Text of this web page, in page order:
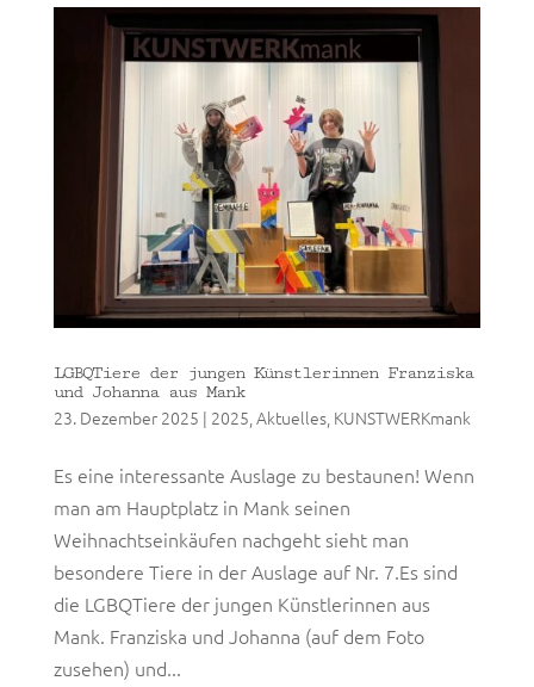
LGBQTiere der jungen Künstlerinnen Franziska
und Johanna aus Mank
23. Dezember 2025 | 2025 Aktuelles, KUNSTWERKmank
Es eine interessante Auslage zu bestaunen! Wenn
man am Hauptplatz in Mank seinen
Weihnachtseinkäufen nachgeht sieht man
besondere Tiere in der Auslage auf Nr. 7.Es sind
die LGBQTiere der jungen Künstlerinnen aus
Mank. Franziska und Johanna (auf dem Foto
zusehen) und...